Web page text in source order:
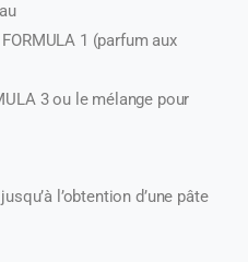
1 (parfum aux
3 ou le mélange pour
l’obtention d’une pâte